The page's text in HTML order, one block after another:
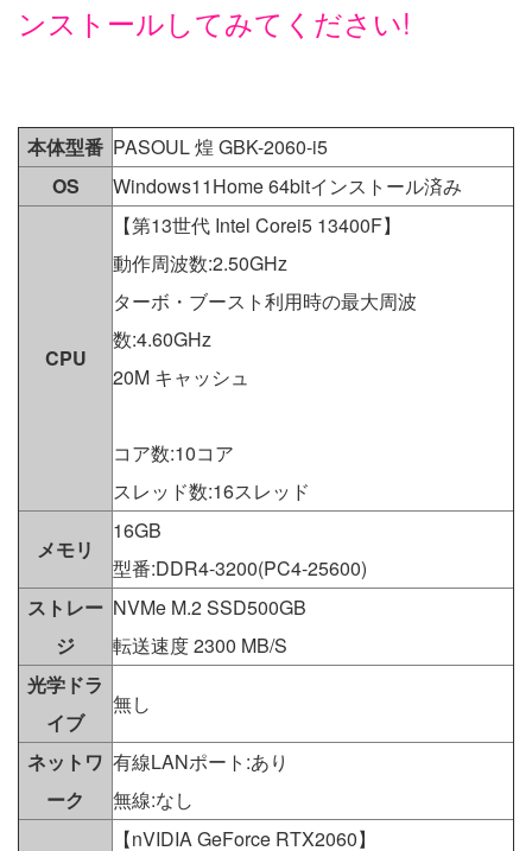
ンストールしてみてください!
本体型番 PASOUL 煌 GBK-2060-i5
OS
Windows11Home 64bitインストール済み
CPU
【第13世代 Intel Corei5 13400F】
動作周波数:2.50GHz
ターボ・ブースト利用時の最大周波
数:4.60GHz
20M キャッシュ
コア数:10コア
スレッド数:16スレッド
メモリ
16GB
型番:DDR4-3200(PC4-25600)
ストレー
ジ
NVMe M.2 SSD500GB
転送速度 2300 MB/S
光学ドラ
イブ
無し
ネットワ
ーク
有線LANポート:あり
無線:なし
【nVIDIA GeForce RTX2060】